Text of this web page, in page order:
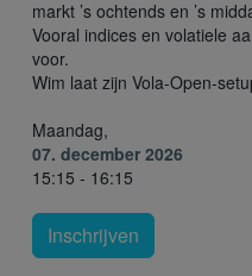
markt ’s ochtends en ’s
Vooral indices en volatiele
voor.
Wim laat zijn Vola-Open-
Maandag,
07. december 2026
15:15 - 16:15
Inschrijven